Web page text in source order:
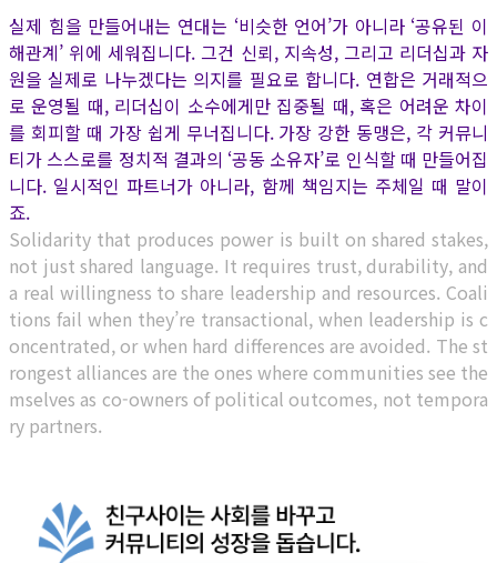
실제 힘을 만들어내는 연대는 ‘비슷한 언어’가 아니라 ‘공유된 이
해관계’ 위에 세워집니다. 그건 신뢰, 지속성, 그리고 리더십과 자
원을 실제로 나누겠다는 의지를 필요로 합니다. 연합은 거래적으
로 운영될 때, 리더십이 소수에게만 집중될 때, 혹은 어려운 차이
를 회피할 때 가장 쉽게 무너집니다. 가장 강한 동맹은, 각 커뮤니
티가 스스로를 정치적 결과의 ‘공동 소유자’로 인식할 때 만들어집
니다. 일시적인 파트너가 아니라, 함께 책임지는 주체일 때 말이
죠.
Solidarity that produces power is built on shared stakes,
not just shared language. It requires trust, durability, and
a real willingness to share leadership and resources. Coali
tions fail when they’re transactional, when leadership is c
oncentrated, or when hard differences are avoided. The st
rongest alliances are the ones where communities see the
mselves as co-owners of political outcomes, not tempora
ry partners.